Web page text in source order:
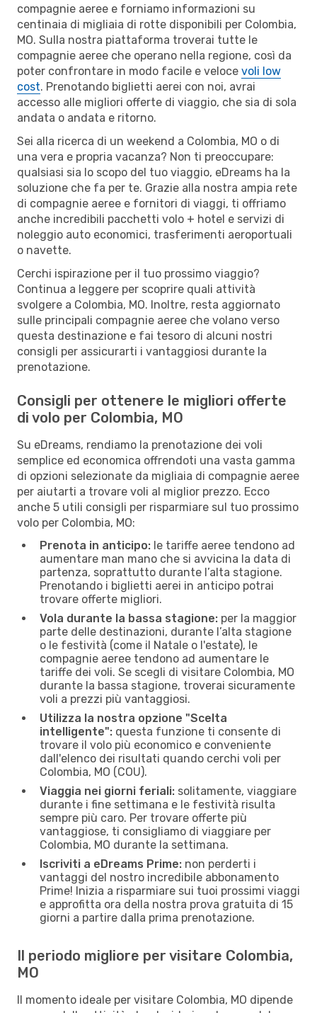
compagnie aeree e forniamo informazioni su
centinaia di migliaia di rotte disponibili per Colombia,
MO. Sulla nostra piattaforma troverai tutte le
compagnie aeree che operano nella regione, così da
poter confrontare in modo facile e veloce voli low
cost. Prenotando biglietti aerei con noi, avrai
accesso alle migliori offerte di viaggio, che sia di sola
andata o andata e ritorno.
Sei alla ricerca di un weekend a Colombia, MO o di
una vera e propria vacanza? Non ti preoccupare:
qualsiasi sia lo scopo del tuo viaggio, eDreams ha la
soluzione che fa per te. Grazie alla nostra ampia rete
di compagnie aeree e fornitori di viaggi, ti offriamo
anche incredibili pacchetti volo + hotel e servizi di
noleggio auto economici, trasferimenti aeroportuali
o navette.
Cerchi ispirazione per il tuo prossimo viaggio?
Continua a leggere per scoprire quali attività
svolgere a Colombia, MO. Inoltre, resta aggiornato
sulle principali compagnie aeree che volano verso
questa destinazione e fai tesoro di alcuni nostri
consigli per assicurarti i vantaggiosi durante la
prenotazione.
Consigli per ottenere le migliori offerte
di volo per Colombia, MO
Su eDreams, rendiamo la prenotazione dei voli
semplice ed economica offrendoti una vasta gamma
di opzioni selezionate da migliaia di compagnie aeree
per aiutarti a trovare voli al miglior prezzo. Ecco
anche 5 utili consigli per risparmiare sul tuo prossimo
volo per Colombia, MO:
Prenota in anticipo: le tariffe aeree tendono ad
aumentare man mano che si avvicina la data di
partenza, soprattutto durante l’alta stagione.
Prenotando i biglietti aerei in anticipo potrai
trovare offerte migliori.
Vola durante la bassa stagione: per la maggior
parte delle destinazioni, durante l’alta stagione
o le festività (come il Natale o l'estate), le
compagnie aeree tendono ad aumentare le
tariffe dei voli. Se scegli di visitare Colombia, MO
durante la bassa stagione, troverai sicuramente
voli a prezzi più vantaggiosi.
Utilizza la nostra opzione "Scelta
intelligente": questa funzione ti consente di
trovare il volo più economico e conveniente
dall'elenco dei risultati quando cerchi voli per
Colombia, MO (COU).
Viaggia nei giorni feriali: solitamente, viaggiare
durante i fine settimana e le festività risulta
sempre più caro. Per trovare offerte più
vantaggiose, ti consigliamo di viaggiare per
Colombia, MO durante la settimana.
Iscriviti a eDreams Prime: non perderti i
vantaggi del nostro incredibile abbonamento
Prime! Inizia a risparmiare sui tuoi prossimi viaggi
e approfitta ora della nostra prova gratuita di 15
giorni a partire dalla prima prenotazione.
Il periodo migliore per visitare Colombia,
MO
Il momento ideale per visitare Colombia, MO dipende